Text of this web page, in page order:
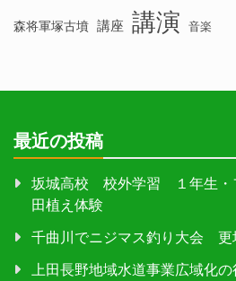
森将軍塚古墳 講座 講演 音楽
最近の投稿
坂城高校 校外学習 １年生・
田植え体験
千曲川でニジマス釣り大会 更
上田長野地域水道事業広域化